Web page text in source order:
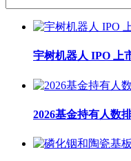
宇树机器人 IPO 上
2026基金持有人数